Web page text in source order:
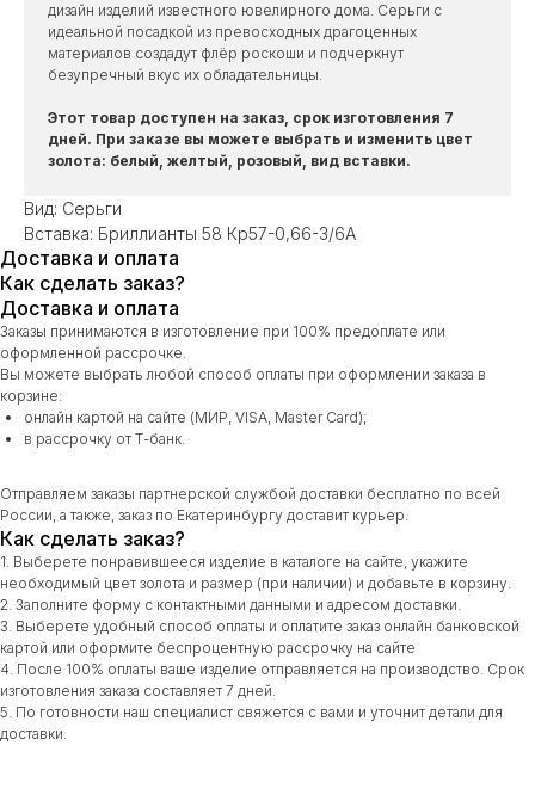
дизайн изделий известного ювелирного дома. Серьги с
идеальной посадкой из превосходных драгоценных
материалов создадут флёр роскоши и подчеркнут
безупречный вкус их обладательницы.
Этот товар доступен на заказ, срок изготовления 7
дней. При заказе вы можете выбрать и изменить цвет
золота: белый, желтый, розовый, вид вставки.
Вид: Серьги
Вставка: Бриллианты 58 Кр57-0,66-3/6А
Доставка и оплата
Как сделать заказ?
Доставка и оплата
Заказы принимаются в изготовление при 100% предоплате или
оформленной рассрочке.
Вы можете выбрать любой способ оплаты при оформлении заказа в
корзине:
онлайн картой на сайте (МИР, VISA, Master Card);
в рассрочку от Т-банк.
Отправляем заказы партнерской службой доставки бесплатно по всей
России, а также, заказ по Екатеринбургу доставит курьер.
Как сделать заказ?
1. Выберете понравившееся изделие в каталоге на сайте, укажите
необходимый цвет золота и размер (при наличии) и добавьте в корзину.
2. Заполните форму с контактными данными и адресом доставки.
3. Выберете удобный способ оплаты и оплатите заказ онлайн банковской
картой или оформите беспроцентную рассрочку на сайте
4. После 100% оплаты ваше изделие отправляется на производство. Срок
изготовления заказа составляет 7 дней.
5. По готовности наш специалист свяжется с вами и уточнит детали для
доставки.